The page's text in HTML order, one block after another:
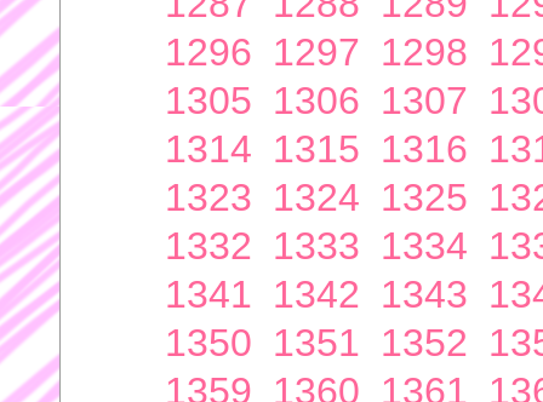
1296 1297 1298
1305 1306 1307
1314 1315 1316
1323 1324 1325
1332 1333 1334
1341 1342 1343
1350 1351 1352
1359 1360 1361